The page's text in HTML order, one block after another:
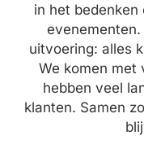
in het bedenken
uitvoering: alles
We komen met
hebben veel
klanten. Samen